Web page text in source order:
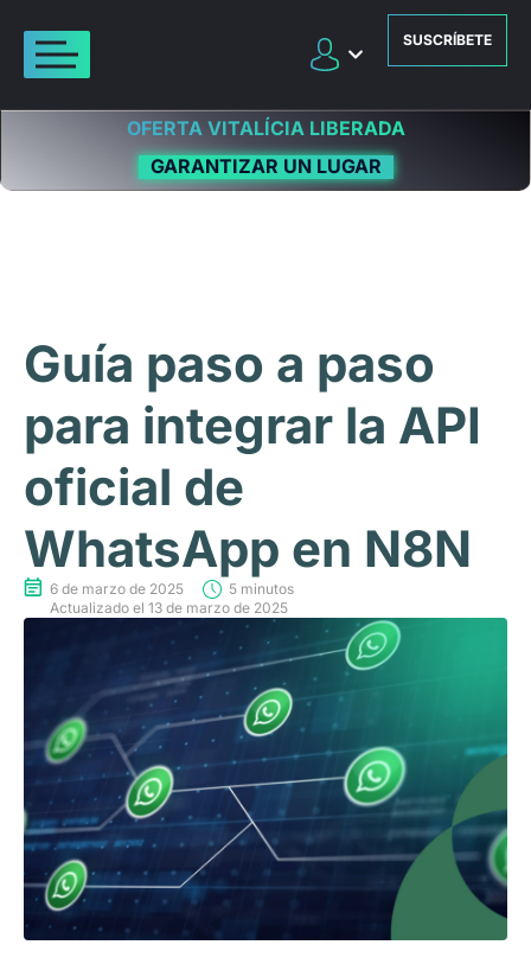
SUSCRÍBETE
OFERTA VITALÍCIA LIBERADA
GARANTIZAR UN LUGAR
Guía paso a paso
para integrar la API
oficial de
WhatsApp en N8N
6 de marzo de 2025
5 minutos
Actualizado el 13 de marzo de 2025